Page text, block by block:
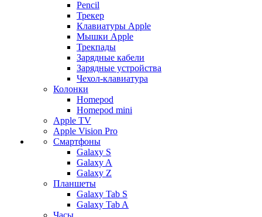
Pencil
Трекер
Клавиатуры Apple
Мышки Apple
Трекпады
Зарядные кабели
Зарядные устройства
Чехол-клавиатура
Колонки
Homepod
Homepod mini
Apple TV
Apple Vision Pro
Смартфоны
Galaxy S
Galaxy A
Galaxy Z
Планшеты
Galaxy Tab S
Galaxy Tab A